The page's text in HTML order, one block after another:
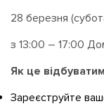
28 березня
з 13:00 – 17:00
Як це
Зареєструйте